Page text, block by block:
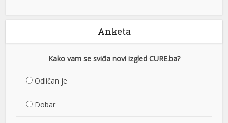
Anketa
Kako vam se sviđa novi izgled CURE.ba?
Odličan je
Dobar